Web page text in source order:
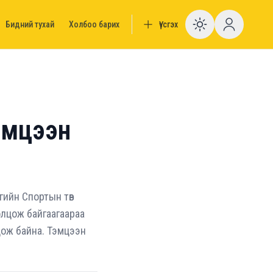
Бидний тухай Холбоо барих Үүсгэх Enable
Спортын төв
байгаагаараа
байна. Тэмцээн